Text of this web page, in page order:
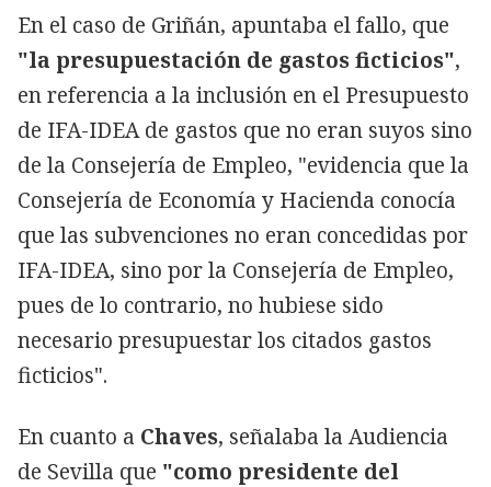
En el caso de Griñán, apuntaba el fallo, que
"la presupuestación de gastos ficticios",
en referencia a la inclusión en el Presupuesto
de IFA-IDEA de gastos que no eran suyos sino
de la Consejería de Empleo, "evidencia que la
Consejería de Economía y Hacienda conocía
que las subvenciones no eran concedidas por
IFA-IDEA, sino por la Consejería de Empleo,
pues de lo contrario, no hubiese sido
necesario presupuestar los citados gastos
ficticios".
En cuanto a Chaves, señalaba la Audiencia
de Sevilla que "como presidente del